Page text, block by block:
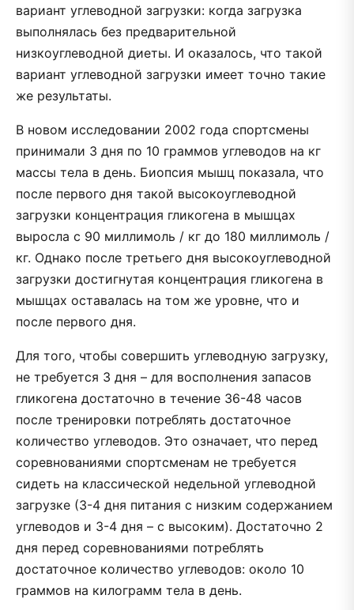
вариант углеводной загрузки: когда загрузка
выполнялась без предварительной
низкоуглеводной диеты. И оказалось, что такой
вариант углеводной загрузки имеет точно такие
же результаты.
В новом исследовании 2002 года спортсмены
принимали 3 дня по 10 граммов углеводов на кг
массы тела в день. Биопсия мышц показала, что
после первого дня такой высокоуглеводной
загрузки концентрация гликогена в мышцах
выросла с 90 миллимоль / кг до 180 миллимоль /
кг. Однако после третьего дня высокоуглеводной
загрузки достигнутая концентрация гликогена в
мышцах оставалась на том же уровне, что и
после первого дня.
Для того, чтобы совершить углеводную загрузку,
не требуется 3 дня – для восполнения запасов
гликогена достаточно в течение 36-48 часов
после тренировки потреблять достаточное
количество углеводов. Это означает, что перед
соревнованиями спортсменам не требуется
сидеть на классической недельной углеводной
загрузке (3-4 дня питания с низким содержанием
углеводов и 3-4 дня – с высоким). Достаточно 2
дня перед соревнованиями потреблять
достаточное количество углеводов: около 10
граммов на килограмм тела в день.